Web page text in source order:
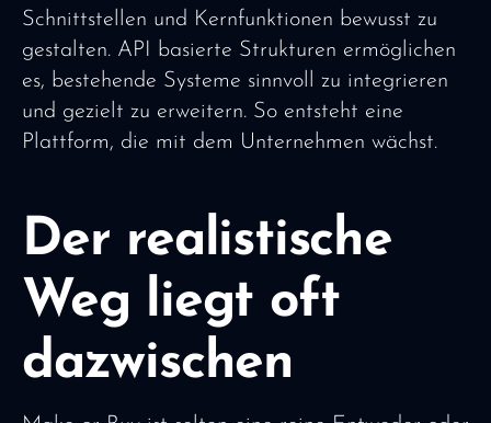
Schnittstellen und Kernfunktionen bewusst zu
gestalten. API basierte Strukturen ermöglichen
es, bestehende Systeme sinnvoll zu integrieren
und gezielt zu erweitern. So entsteht eine
Plattform, die mit dem Unternehmen wächst.
Der realistische
Weg liegt oft
dazwischen